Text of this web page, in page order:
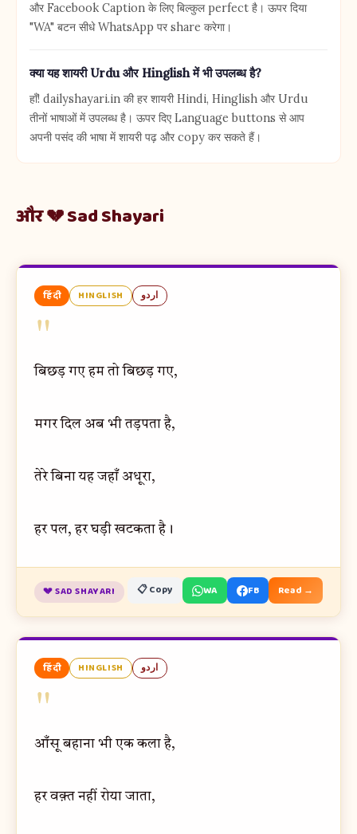
और Facebook Caption के लिए बिल्कुल perfect है। ऊपर दिया
"WA" बटन सीधे WhatsApp पर share करेगा।
क्या यह शायरी Urdu और Hinglish में भी उपलब्ध है?
हाँ! dailyshayari.in की हर शायरी Hindi, Hinglish और Urdu
तीनों भाषाओं में उपलब्ध है। ऊपर दिए Language buttons से आप
अपनी पसंद की भाषा में शायरी पढ़ और copy कर सकते हैं।
और 💔 Sad Shayari
हिंदी HINGLISH اردو
"
बिछड़ गए हम तो बिछड़ गए,
मगर दिल अब भी तड़पता है,
तेरे बिना यह जहाँ अधूरा,
हर पल, हर घड़ी खटकता है।
💔 SAD SHAYARI 📋 Copy WA FB Read →
हिंदी HINGLISH اردو
"
आँसू बहाना भी एक कला है,
हर वक़्त नहीं रोया जाता,